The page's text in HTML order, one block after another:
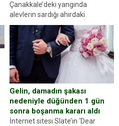
Çanakkale’deki yangında
alevlerin sardığı ahırdaki
hayvanlarını kurtarmak isteyen
Zeki Demir (66) ölümden döndü.
Yüzünde ve ellerinde yanıklar
oluşan Demir, kâbus dolu anları
anlattı… Merkeze bağlı...
Gelin, damadın şakası
nedeniyle düğünden 1 gün
sonra boşanma kararı aldı
İnternet sitesi Slate’in ‘Dear